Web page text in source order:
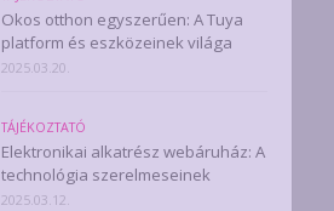
Okos otthon egyszerűen: A Tuya
platform és eszközeinek világa
2025.03.20.
TÁJÉKOZTATÓ
Elektronikai alkatrész webáruház: A
technológia szerelmeseinek
2025.03.12.